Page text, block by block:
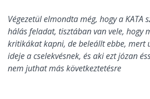
Végezetül elmondta még, hogy a KATA
hálás feladat, tisztában van vele, hogy
kritikákat kapni, de beleállt ebbe, mert
ideje a cselekvésnek, és aki ezt józan
nem juthat más következtetésre